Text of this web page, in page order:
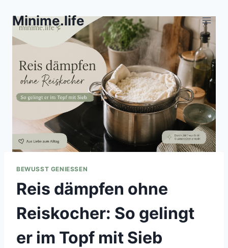
Inhalt
springen
Minime.life
BEWUSST GENIESSEN
Reis dämpfen ohne
Reiskocher: So gelingt
er im Topf mit Sieb